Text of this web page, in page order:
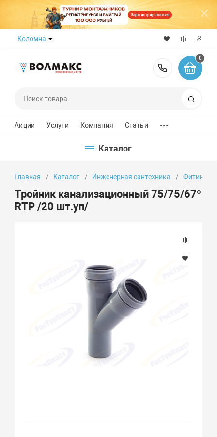
Зарегистрироваться
Коломна
8 (800)
0
Акции Услуги Компания Статьи ...
Каталог
Главная Каталог Инженерная сантехника Фитинги
Тройник канализационный 75/75/67°
RTP /20 шт.уп/